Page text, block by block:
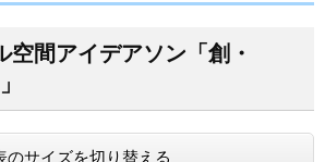
空間アイデアソン「創・
のサイズを切り替える